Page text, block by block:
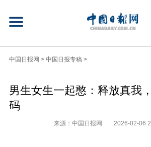
中国日报网 > 中国日报专稿 >
男生女生一起憨：释放真我
码
来源：中国日报网 2026-02-06